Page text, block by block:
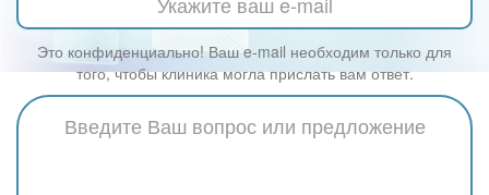
Это конфиденциально! Ваш e-mail необходим только для
того, чтобы клиника могла прислать вам ответ.